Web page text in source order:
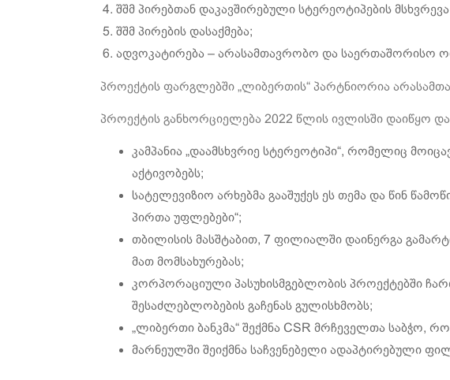
შშმ პირებთან დაკავშირებული სტერეოტიპების
შშმ პირების დასაქმება;
ადვოკატირება – არასამთავრობო და საერთაშორისო
პროექტის ფარგლებში „ლიბერთის“ პარტნიორია
პროექტის განხორციელება 2022 წლის ივლისში დაიწყო
კამპანია „დაამსხვრიე სტერეოტიპი“, რომელიც
აქტივობებს;
სატელევიზიო არხებმა გააშუქეს ეს თემა და წინ
პირთა უფლებები“;
თბილისის მასშტაბით, 7 ფილიალში დაინერგა
მათ მომსახურებას;
კორპორაციული პასუხისმგებლობის პროექტებში
შესაძლებლობების გაჩენას გულისხმობს;
„ლიბერთი ბანკმა“ შექმნა CSR მრჩეველთა საბჭო,
მარნეულში შეიქმნა საჩვენებელი ადაპტირებული